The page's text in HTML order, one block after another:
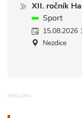
XII. ročník
Sport
15.08.2026
Nezdice